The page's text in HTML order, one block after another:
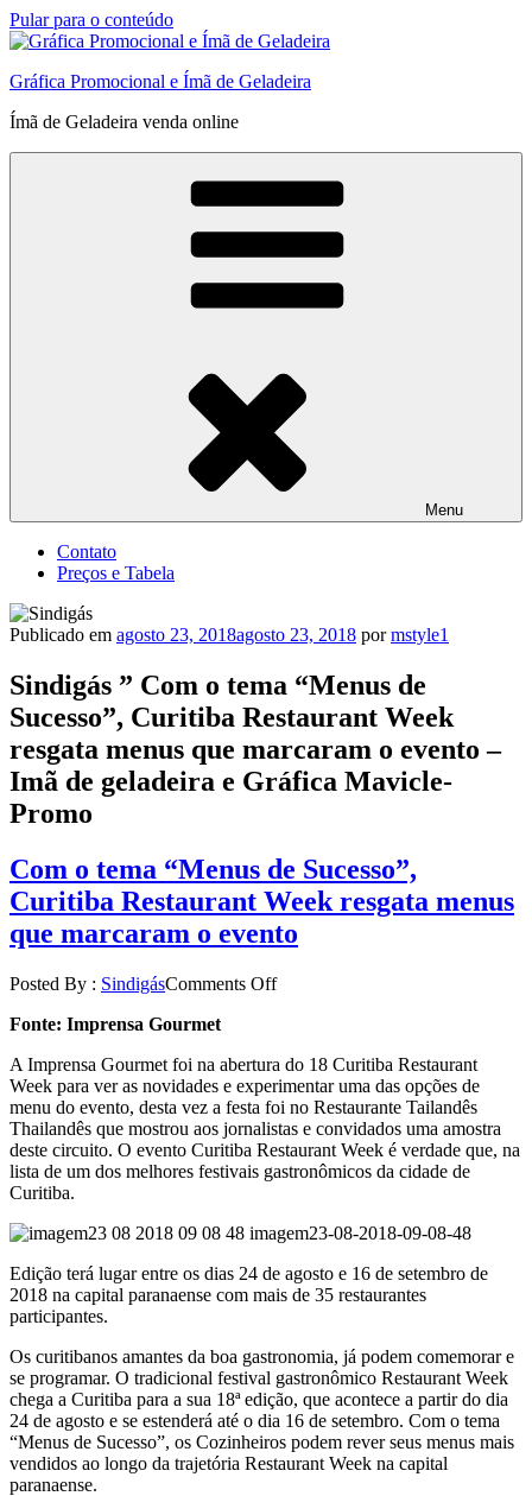
Pular para o conteúdo
Gráfica Promocional e Ímã de Geladeira
Ímã de Geladeira venda online
Menu
Contato
Preços e Tabela
Publicado em agosto 23, 2018agosto 23, 2018 pormstyle1
Sindigás ” Com o tema “Menus de
Sucesso”, Curitiba Restaurant Week
resgata menus que marcaram o evento –
Imã de geladeira e Gráfica Mavicle-
Promo
Com o tema “Menus de Sucesso”,
Curitiba Restaurant Week resgata menus
que marcaram o evento
Posted By : SindigásComments Off
Fonte: Imprensa Gourmet
A Imprensa Gourmet foi na abertura do 18 Curitiba Restaurant
Week para ver as novidades e experimentar uma das opções de
menu do evento, desta vez a festa foi no Restaurante Tailandês
Thailandês que mostrou aos jornalistas e convidados uma amostra
deste circuito. O evento Curitiba Restaurant Week é verdade que, na
lista de um dos melhores festivais gastronômicos da cidade de
Curitiba.
imagem23-08-2018-09-08-48
Edição terá lugar entre os dias 24 de agosto e 16 de setembro de
2018 na capital paranaense com mais de 35 restaurantes
participantes.
Os curitibanos amantes da boa gastronomia, já podem comemorar e
se programar. O tradicional festival gastronômico Restaurant Week
chega a Curitiba para a sua 18ª edição, que acontece a partir do dia
24 de agosto e se estenderá até o dia 16 de setembro. Com o tema
“Menus de Sucesso”, os Cozinheiros podem rever seus menus mais
vendidos ao longo da trajetória Restaurant Week na capital
paranaense.